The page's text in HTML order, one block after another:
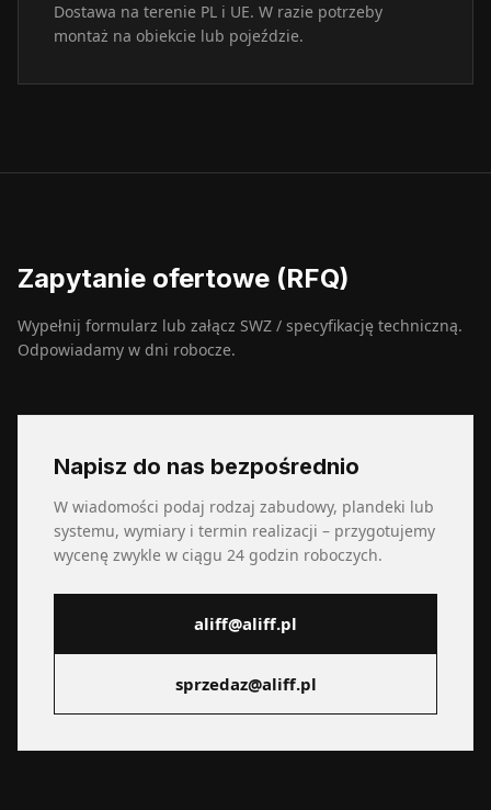
Dostawa na terenie PL i UE. W razie potrzeby
montaż na obiekcie lub pojeździe.
Zapytanie ofertowe (RFQ)
Wypełnij formularz lub załącz SWZ / specyfikację techniczną.
Odpowiadamy w dni robocze.
Napisz do nas bezpośrednio
W wiadomości podaj rodzaj zabudowy, plandeki lub
systemu, wymiary i termin realizacji – przygotujemy
wycenę zwykle w ciągu 24 godzin roboczych.
aliff@aliff.pl
sprzedaz@aliff.pl